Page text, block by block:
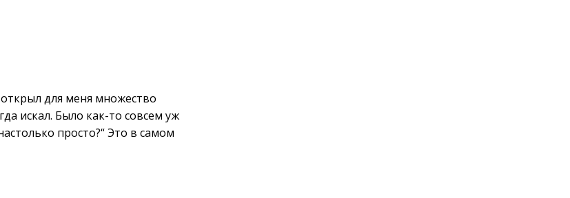
для меня множество
искал. Было как-то совсем уж
просто?“ Это в самом